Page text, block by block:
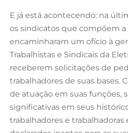
E já está acontecendo: na
os sindicatos que compõem
encaminharam um ofício à
Trabalhistas e Sindicais da
receberem solicitações de
trabalhadores de suas bases.
de atuação em suas funções,
significativas em seus
trabalhadores e trabalhadoras